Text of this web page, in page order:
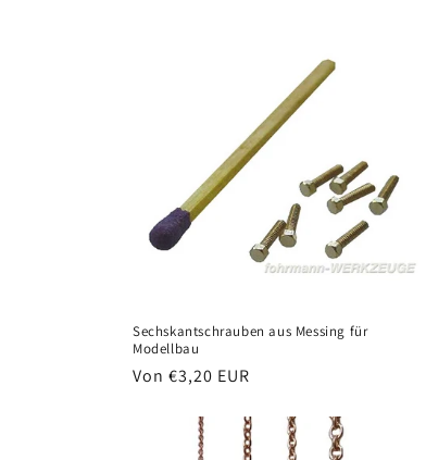
Sechskantschrauben aus Messing für
Modellbau
Normaler
Von €3,20 EUR